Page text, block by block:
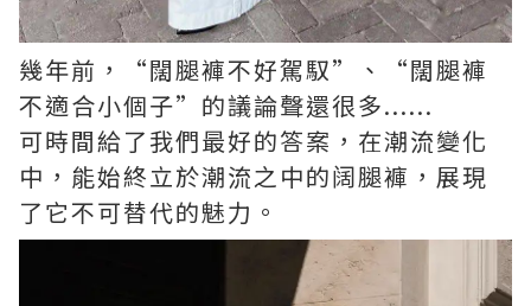
幾年前，“闊腿褲不好駕馭”、“闊腿褲
不適合小個子”的議論聲還很多......
可時間給了我們最好的答案，在潮流變化
中，能始終立於潮流之中的阔腿褲，展現
了它不可替代的魅力。